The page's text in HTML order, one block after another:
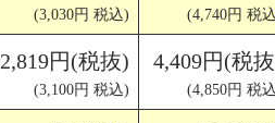
(3,030円 税込) (4,740円 税
2,819円(税抜)
(3,100円 税込)
4,409円(税
(4,850円 税